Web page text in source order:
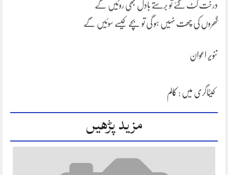
درخت کٹ گئے تو برستے بادل بھی روئیں گے
گھروں کی چھت نہیں ہو گی تو بچے کیسے سوئیں گے
تنویر اعوان
کیٹاگری میں : کالم
مزید پڑھیں